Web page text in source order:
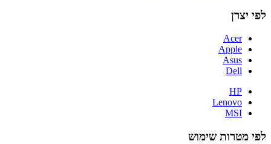
לפי יצרן
Acer
Apple
Asus
Dell
HP
Lenovo
MSI
לפי מטרות שימוש